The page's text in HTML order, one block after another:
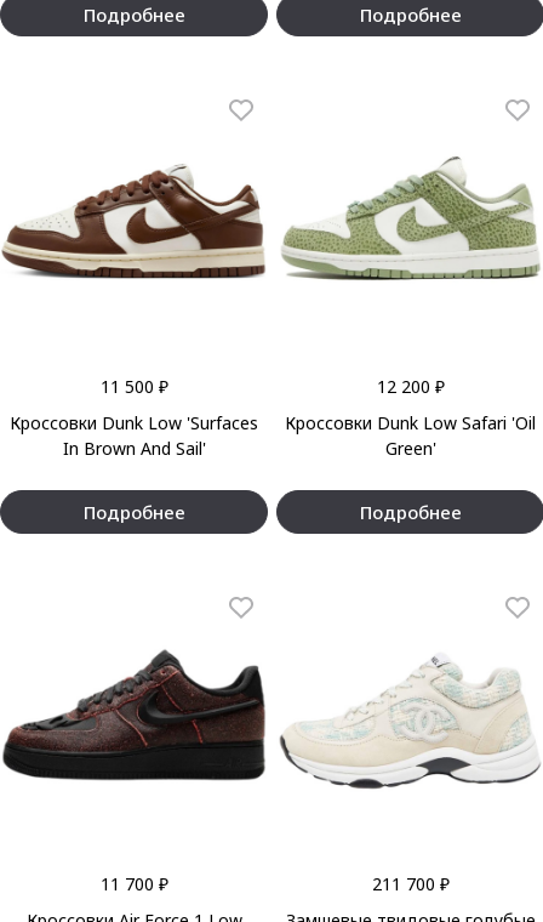
Подробнее Подробнее
11 500 ₽
Кроссовки Dunk Low 'Surfaces
In Brown And Sail'
Подробнее
12 200 ₽
Кроссовки Dunk Low Safari 'Oil
Green'
Подробнее
11 700 ₽
211 700 ₽